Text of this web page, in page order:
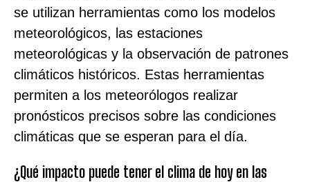
se utilizan herramientas como los modelos
meteorológicos, las estaciones
meteorológicas y la observación de patrones
climáticos históricos. Estas herramientas
permiten a los meteorólogos realizar
pronósticos precisos sobre las condiciones
climáticas que se esperan para el día.
¿Qué impacto puede tener el clima de hoy en las